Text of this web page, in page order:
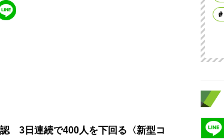
3日連続で400人を下回る〈新型コ